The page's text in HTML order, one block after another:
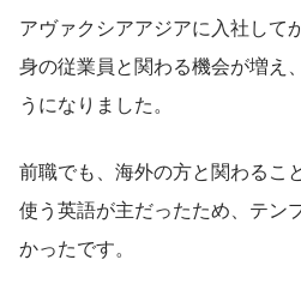
アヴァクシアアジアに入社して
身の従業員と関わる機会が増え
うになりました。
前職でも、海外の方と関わるこ
使う英語が主だったため、テン
かったです。